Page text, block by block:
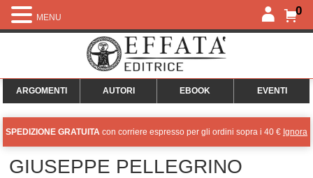
0
ARGOMENTI AUTORI EBOOK EVENTI
SPEDIZIONE GRATUITA con corriere espresso per gli ordini sopra i 40 € Ignora
GIUSEPPE PELLEGRINO
MENU